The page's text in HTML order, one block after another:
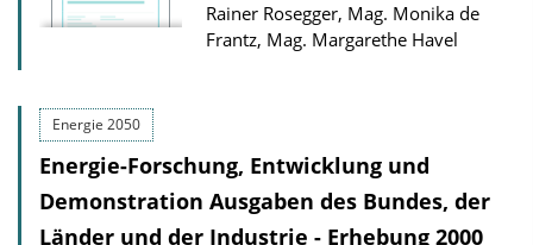
Rainer Rosegger, Mag. Monika de
Frantz, Mag. Margarethe Havel
Energie 2050
Energie-Forschung, Entwicklung und
Demonstration Ausgaben des Bundes, der
Länder und der Industrie - Erhebung 2000